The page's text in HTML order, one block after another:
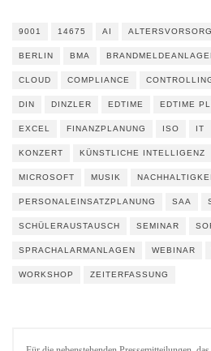
9001 14675 AI
BERLIN BMA
CLOUD COMPLIANCE
DIN DINZLER EDTIME EDTIME
EXCEL FINANZPLANUNG ISO IT
KONZERT KÜNSTLICHE INTELLIGENZ
MICROSOFT MUSIK
PERSONALEINSATZPLANUNG SAA
SCHÜLERAUSTAUSCH SEMINAR
SPRACHALARMANLAGEN WEBINAR
WORKSHOP ZEITERFASSUNG